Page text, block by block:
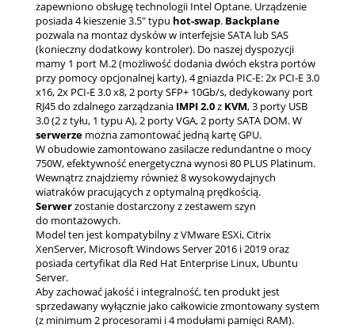
zapewniono obsługę technologii Intel Optane. Urządzenie
posiada 4 kieszenie 3.5" typu hot-swap. Backplane
pozwala na montaż dysków w interfejsie SATA lub SAS
(konieczny dodatkowy kontroler). Do naszej dyspozycji
mamy 1 port M.2 (możliwość dodania dwóch ekstra portów
przy pomocy opcjonalnej karty), 4 gniazda PIC-E: 2x PCI-E 3.0
x16, 2x PCI-E 3.0 x8, 2 porty SFP+ 10Gb/s, dedykowany port
RJ45 do zdalnego zarządzania IMPI 2.0z KVM, 3 porty USB
3.0 (2 z tyłu, 1 typu A), 2 porty VGA, 2 porty SATA DOM. W
serwerze można zamontować jedną kartę GPU.
W obudowie zamontowano zasilacze redundantne o mocy
750W, efektywność energetyczna wynosi 80 PLUS Platinum.
Wewnątrz znajdziemy również 8 wysokowydajnych
wiatraków pracujących z optymalną prędkością.
Serwerzostanie dostarczony z zestawem szyn
do montażowych.
Model ten jest kompatybilny z VMware ESXi, Citrix
XenServer, Microsoft Windows Server 2016 i 2019 oraz
posiada certyfikat dla Red Hat Enterprise Linux, Ubuntu
Server.
Aby zachować jakość i integralność, ten produkt jest
sprzedawany wyłącznie jako całkowicie zmontowany system
(z minimum 2 procesorami i 4 modułami pamięci RAM).